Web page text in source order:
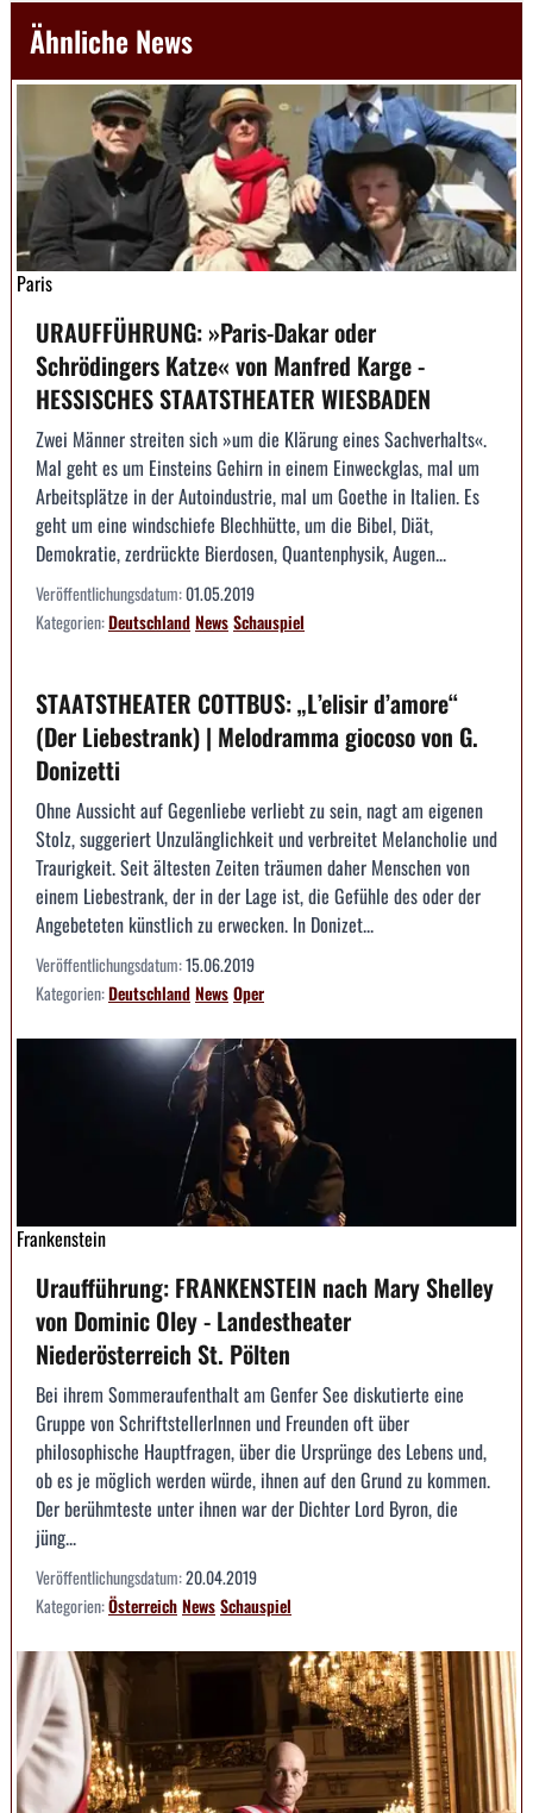
Ähnliche News
Paris
URAUFFÜHRUNG: »Paris-Dakar oder
Schrödingers Katze« von Manfred Karge -
HESSISCHES STAATSTHEATER WIESBADEN
Zwei Männer streiten sich »um die Klärung eines Sachverhalts«.
Mal geht es um Einsteins Gehirn in einem Einweckglas, mal um
Arbeitsplätze in der Autoindustrie, mal um Goethe in Italien. Es
geht um eine windschiefe Blechhütte, um die Bibel, Diät,
Demokratie, zerdrückte Bierdosen, Quantenphysik, Augen...
Veröffentlichungsdatum:01.05.2019
Kategorien:DeutschlandNewsSchauspiel
STAATSTHEATER COTTBUS: „L’elisir d’amore“
(Der Liebestrank) | Melodramma giocoso von G.
Donizetti
Ohne Aussicht auf Gegenliebe verliebt zu sein, nagt am eigenen
Stolz, suggeriert Unzulänglichkeit und verbreitet Melancholie und
Traurigkeit. Seit ältesten Zeiten träumen daher Menschen von
einem Liebestrank, der in der Lage ist, die Gefühle des oder der
Angebeteten künstlich zu erwecken. In Donizet...
Veröffentlichungsdatum:15.06.2019
Kategorien:DeutschlandNewsOper
Frankenstein
Uraufführung: FRANKENSTEIN nach Mary Shelley
von Dominic Oley - Landestheater
Niederösterreich St. Pölten
Bei ihrem Sommeraufenthalt am Genfer See diskutierte eine
Gruppe von SchriftstellerInnen und Freunden oft über
philosophische Hauptfragen, über die Ursprünge des Lebens und,
ob es je möglich werden würde, ihnen auf den Grund zu kommen.
Der berühmteste unter ihnen war der Dichter Lord Byron, die
jüng...
Veröffentlichungsdatum:20.04.2019
Kategorien:ÖsterreichNewsSchauspiel